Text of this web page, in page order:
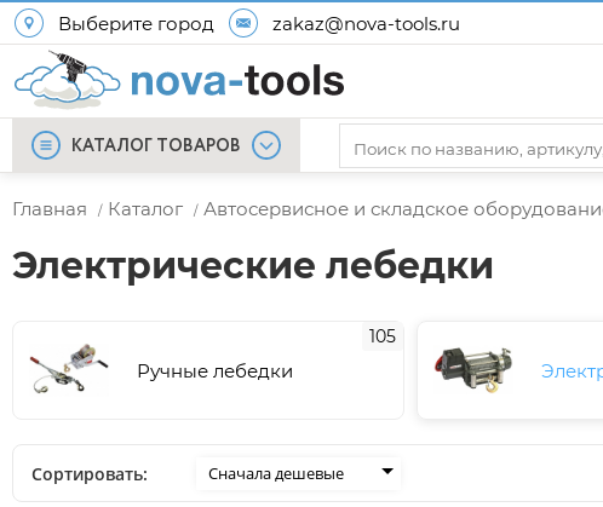
Выберите город zakaz@nova-tools.ru
КАТАЛОГ ТОВАРОВ
Главная / Каталог / Автосервисное и складское
Электрические лебедки
Ручные лебедки
105
Сортировать: Сначала дешевые